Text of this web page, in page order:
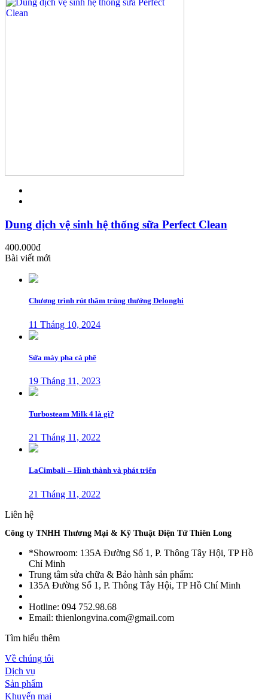
Dung dịch vệ sinh hệ thống sữa Perfect Clean
400.000đ
Bài viết mới
Chương trình rút thăm trúng thưởng Delonghi
11 Tháng 10, 2024
Sửa máy pha cà phê
19 Tháng 11, 2023
Turbosteam Milk 4 là gì?
21 Tháng 11, 2022
LaCimbali – Hình thành và phát triển
21 Tháng 11, 2022
Liên hệ
Công ty TNHH Thương Mại & Kỹ Thuật Điện Tử Thiên Long
*Showroom: 135A Đường Số 1, P. Thông Tây Hội, TP Hồ
Chí Minh
Trung tâm sửa chữa & Bảo hành sản phẩm:
135A Đường Số 1, P. Thông Tây Hội, TP Hồ Chí Minh
Hotline: 094 752.98.68
Email: thienlongvina.com@gmail.com
Tìm hiểu thêm
Về chúng tôi
Dịch vụ
Sản phẩm
Khuyến mại